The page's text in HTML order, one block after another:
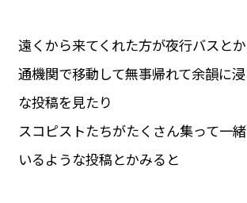
遠くから来てくれた方が夜行バスと
通機関で移動して無事帰れて余韻に
な投稿を見たり
スコピストたちがたくさん集って一
いるような投稿とかみると